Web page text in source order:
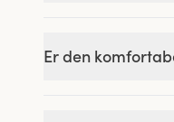
Er den